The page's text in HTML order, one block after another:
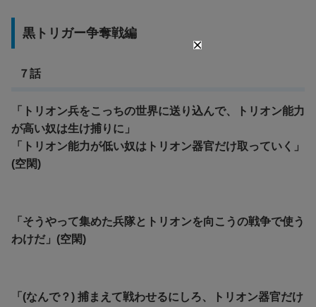
黒トリガー争奪戦編
７話
「トリオン兵をこっちの世界に送り込んで、トリオン能力
が高い奴は生け捕りに」
「トリオン能力が低い奴はトリオン器官だけ取っていく」
(空閑)
「そうやって集めた兵隊とトリオンを向こうの戦争で使う
わけだ」(空閑)
「(なんで？) 捕まえて戦わせるにしろ、トリオン器官だけ